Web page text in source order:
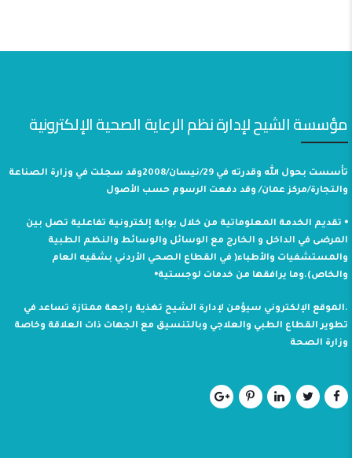
مؤسسة الشيح لإدارة نظم الرعاية الصحية الإلكترونية
تأسست بحول الله وقدرته في 29/نيسان/2008وقد سجلت في وزارة الصناعة
والتجارة/مركز عمان/ وقد دفعت الرسوم حسب الأصول
⦁ تقديم الخدمة المعلوماتية من خلال بوابة إلكترونية تفاعلية تصل بين
المرضى في الداخل و الخارج مع الوسائل والوسائط والنظم الطبية
والمستشفيات والأطباء( في القطاع الصحي الأردني بشقيه العام
والخاص).وما يرافقها من خدمات لوجستية⦁
.الموقع الإلكتروني سيؤمن لإدارة الشيح تغذية راجعة ممتازة تساعد في
تطوير القطاع الطبي والعلاجي وبالتنسيق مع الجهات ذات العلاقة وخاصة
وزارة الصحة